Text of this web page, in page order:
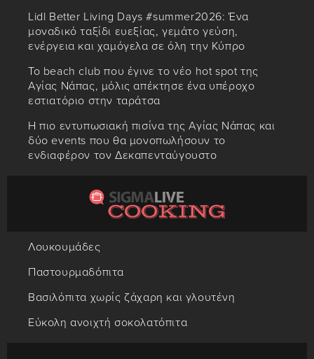
Lidl Better Living Days #summer2026: Ένα
μοναδικό ταξίδι ευεξίας, γεμάτο γεύση,
ενέργεια και χαμόγελα σε όλη την Κύπρο
Το beach club που έγινε το νέο hot spot της
Αγίας Νάπας, μόλις απέκτησε ένα υπέροχο
εστιατόριο στην ταράτσα
Η πιο εντυπωσιακή πισίνα της Αγίας Νάπας και
δύο events που θα μονοπωλήσουν το
ενδιαφέρον τον Δεκαπενταύγουστο
Λουκουμάδες
Παστουρμαδόπιτα
Βασιλόπιτα χωρίς ζάχαρη και γλουτένη
Εύκολη ανοιχτή σοκολατόπιτα